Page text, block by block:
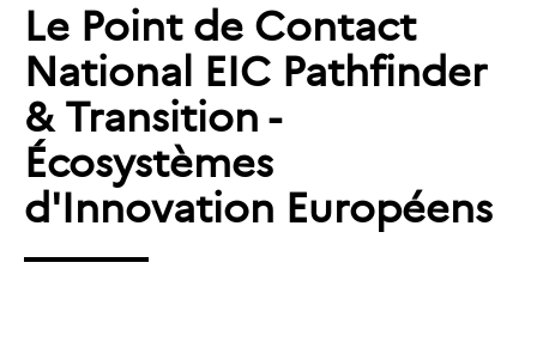
page
d'accueil
d'accueil
Le Point de Contact
National EIC Pathfinder
& Transition -
Écosystèmes
d'Innovation Européens